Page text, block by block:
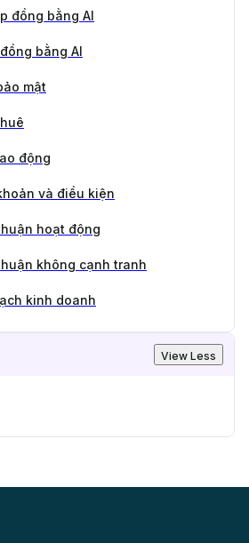
đồng bằng AI
bằng AI
mật
động
và điều kiện
hoạt động
không cạnh tranh
kinh doanh
View Less